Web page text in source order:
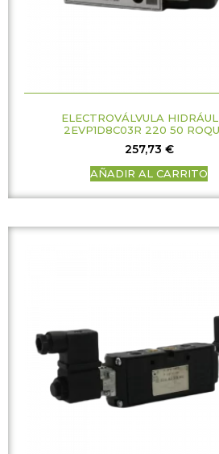
ELECTROVÁLVULA
2EVP1D8C03R 220 50
257,73 €
AÑADIR AL CARRITO